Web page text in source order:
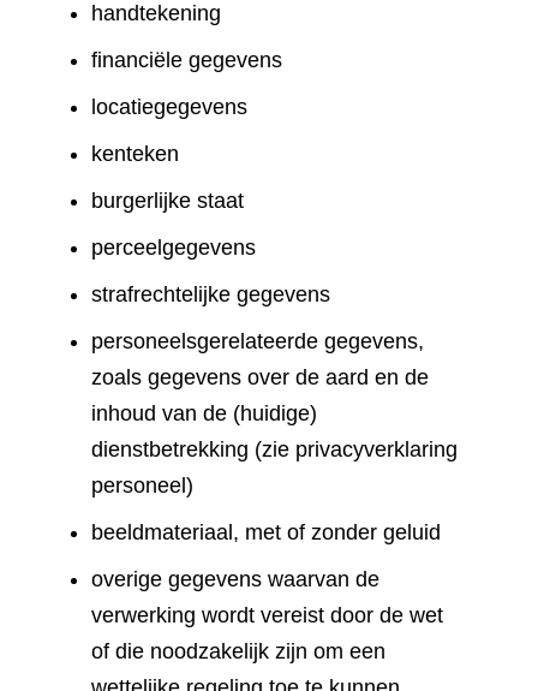
handtekening
financiële gegevens
locatiegegevens
kenteken
burgerlijke staat
perceelgegevens
strafrechtelijke gegevens
personeelsgerelateerde gegevens,
zoals gegevens over de aard en de
inhoud van de (huidige)
dienstbetrekking (zie privacyverklaring
personeel)
beeldmateriaal, met of zonder geluid
overige gegevens waarvan de
verwerking wordt vereist door de wet
of die noodzakelijk zijn om een